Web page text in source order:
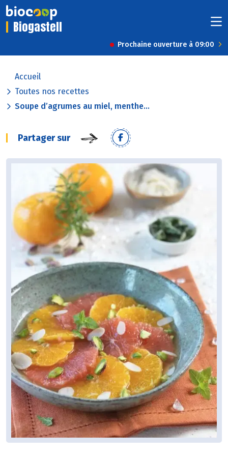
Biogastell
Prochaine ouverture à 09:00
Accueil
Toutes nos recettes
Soupe d’agrumes au miel, menthe...
Partager sur